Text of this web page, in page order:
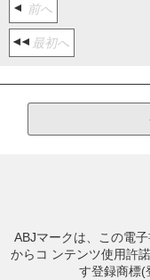
最初へ
前へ
ABJマークは、この電
からコ ンテンツ使用許
す登録商標(